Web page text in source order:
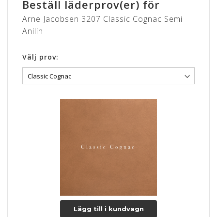
forekomme).
Lædertykkelse: 0,9-1,1 mm.
Læs mere om pleje og vedligeholdelse her
Beställ läderprov(er) för
Arne Jacobsen 3207 Classic Cognac Semi
Anilin
Välj prov:
Lägg till i kundvagn